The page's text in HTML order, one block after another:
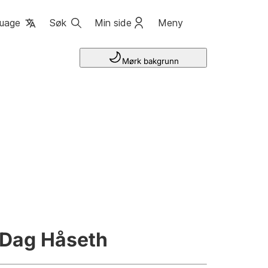
Søk Min side Meny
Mørk bakgrunn
Håseth